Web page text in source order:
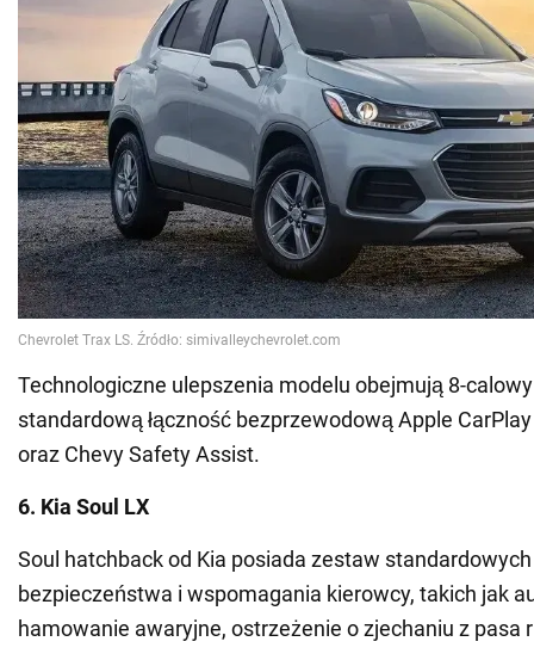
Technologiczne ulepszenia modelu obejmują 8-
standardową łączność bezprzewodową Apple
oraz Chevy Safety Assist.
6. Kia Soul LX
Soul hatchback od Kia posiada zestaw
bezpieczeństwa i wspomagania kierowcy, takich jak
hamowanie awaryjne, ostrzeżenie o zjechaniu z pasa